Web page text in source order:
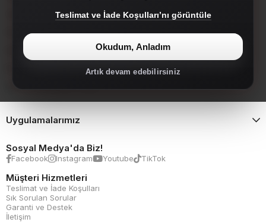
Tampon Ekleri ve Difizörler
Facelift Dönüşüm Setleri
Hayalet Ekran
Uygulamalarımız
Sosyal Medya'da Biz!
Facebook Instagram Youtube TikTok
Müşteri Hizmetleri
Teslimat ve İade Koşulları
Sık Sorulan Sorular
Garanti ve Destek
İletişim
Teslimat ve İade Koşulları’nı görüntüle
Okudum, Anladım
Artık devam edebilirsiniz